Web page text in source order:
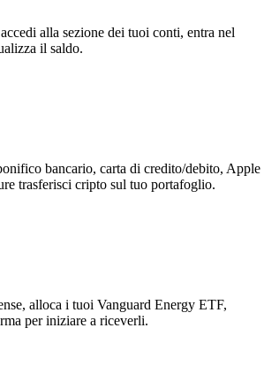
alla sezione dei tuoi conti, entra nel
il saldo.
bancario, carta di credito/debito, Apple
trasferisci cripto sul tuo portafoglio.
alloca i tuoi Vanguard Energy ETF,
per iniziare a riceverli.